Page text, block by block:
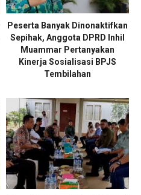
Peserta Banyak Dinonaktifkan
Sepihak, Anggota DPRD Inhil
Muammar Pertanyakan
Kinerja Sosialisasi BPJS
Tembilahan